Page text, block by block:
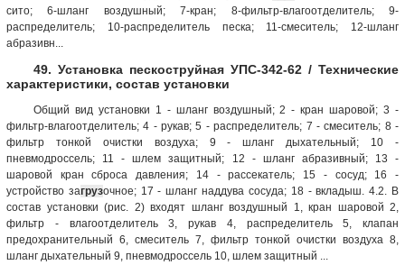
сито; 6-шланг воздушный; 7-кран; 8-фильтр-влагоотделитель; 9-
распределитель; 10-распределитель песка; 11-смеситель; 12-шланг
абразивн...
49. Установка пескоструйная УПС-342-62 / Технические
характеристики, состав установки
Общий вид установки 1 - шланг воздушный; 2 - кран шаровой; 3 -
фильтр-влагоотделитель; 4 - рукав; 5 - распределитель; 7 - смеситель; 8 -
фильтр тонкой очистки воздуха; 9 - шланг дыхательный; 10 -
пневмодроссель; 11 - шлем защитный; 12 - шланг абразивный; 13 -
шаровой кран сброса давления; 14 - рассекатель; 15 - сосуд; 16 -
устройство загрузочное; 17 - шланг наддува сосуда; 18 - вкладыш. 4.2. В
состав установки (рис. 2) входят шланг воздушный 1, кран шаровой 2,
фильтр - влагоотделитель 3, рукав 4, распределитель 5, клапан
предохранительный 6, смеситель 7, фильтр тонкой очистки воздуха 8,
шланг дыхательный 9, пневмодроссель 10, шлем защитный ...